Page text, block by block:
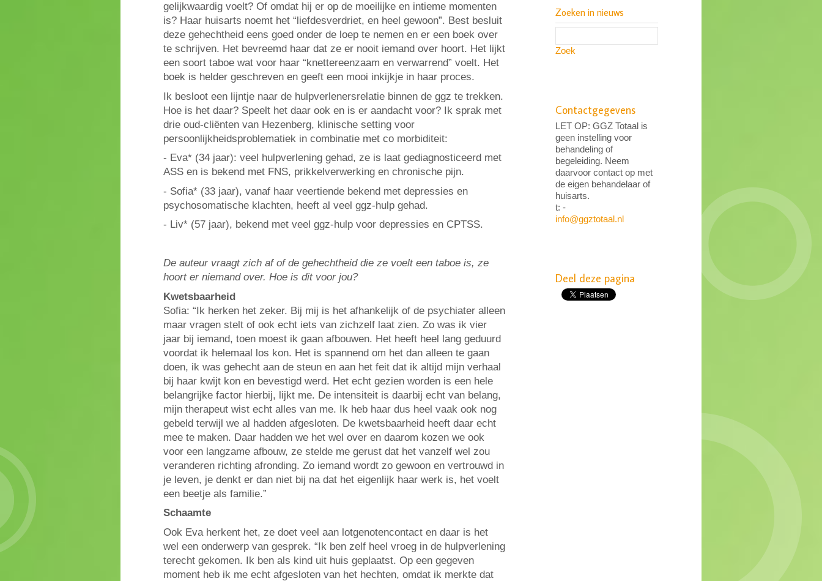
gelijkwaardig voelt? Of omdat hij er op de moeilijke en intieme momenten
is? Haar huisarts noemt het “liefdesverdriet, en heel gewoon”. Best besluit
deze gehechtheid eens goed onder de loep te nemen en er een boek over
te schrijven. Het bevreemd haar dat ze er nooit iemand over hoort. Het lijkt
een soort taboe wat voor haar “knettereenzaam en verwarrend” voelt. Het
boek is helder geschreven en geeft een mooi inkijkje in haar proces.
Ik besloot een lijntje naar de hulpverlenersrelatie binnen de ggz te trekken.
Hoe is het daar? Speelt het daar ook en is er aandacht voor? Ik sprak met
drie oud-cliënten van Hezenberg, klinische setting voor
persoonlijkheidsproblematiek in combinatie met co morbiditeit:
- Eva* (34 jaar): veel hulpverlening gehad, ze is laat gediagnosticeerd met
ASS en is bekend met FNS, prikkelverwerking en chronische pijn.
- Sofia* (33 jaar), vanaf haar veertiende bekend met depressies en
psychosomatische klachten, heeft al veel ggz-hulp gehad.
- Liv* (57 jaar), bekend met veel ggz-hulp voor depressies en CPTSS.
De auteur vraagt zich af of de gehechtheid die ze voelt een taboe is, ze
hoort er niemand over. Hoe is dit voor jou?
Kwetsbaarheid
Sofia: “Ik herken het zeker. Bij mij is het afhankelijk of de psychiater alleen
maar vragen stelt of ook echt iets van zichzelf laat zien. Zo was ik vier
jaar bij iemand, toen moest ik gaan afbouwen. Het heeft heel lang geduurd
voordat ik helemaal los kon. Het is spannend om het dan alleen te gaan
doen, ik was gehecht aan de steun en aan het feit dat ik altijd mijn verhaal
bij haar kwijt kon en bevestigd werd. Het echt gezien worden is een hele
belangrijke factor hierbij, lijkt me. De intensiteit is daarbij echt van belang,
mijn therapeut wist echt alles van me. Ik heb haar dus heel vaak ook nog
gebeld terwijl we al hadden afgesloten. De kwetsbaarheid heeft daar echt
mee te maken. Daar hadden we het wel over en daarom kozen we ook
voor een langzame afbouw, ze stelde me gerust dat het vanzelf wel zou
veranderen richting afronding. Zo iemand wordt zo gewoon en vertrouwd in
je leven, je denkt er dan niet bij na dat het eigenlijk haar werk is, het voelt
een beetje als familie.”
Schaamte
Ook Eva herkent het, ze doet veel aan lotgenotencontact en daar is het
wel een onderwerp van gesprek. “Ik ben zelf heel vroeg in de hulpverlening
terecht gekomen. Ik ben als kind uit huis geplaatst. Op een gegeven
moment heb ik me echt afgesloten van het hechten, omdat ik merkte dat
Zoeken in nieuws
Zoek
Contactgegevens
LET OP: GGZ Totaal is
geen instelling voor
behandeling of
begeleiding. Neem
daarvoor contact op met
de eigen behandelaar of
huisarts.
t: -
info@ggztotaal.nl
Deel deze pagina